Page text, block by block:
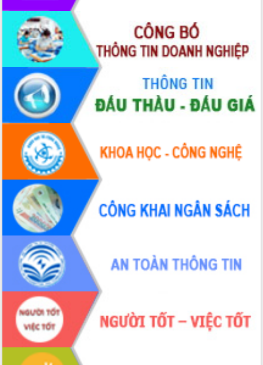
Đắk Lắk nâng cao hiệu quả công tác
Đảng từ Sổ tay đảng viên điện tử
Đắk Lắk đẩy mạnh nuôi biển công
nghệ, hướng tới phát triển thủy sản
bền vững
Tập huấn nâng cao năng lực triển khai
chuyển đổi số cho cán bộ, công chức
cấp xã
Đắk Lắk phát động hưởng ứng Ngày
Quyền của người tiêu dùng Việt Nam
2026
Đẩy mạnh cải cách hành chính, quyết
tâm đạt được mục tiêu tăng trưởng
hai con số trong năm 2026
Tổ chức trang trọng Lễ hội Đền thờ
Lương Văn Chánh năm 2026
Phó Bí thư Tỉnh ủy Đắk Lắk Đỗ Hữu
Huy giữ chức Bí thư Đảng ủy Ủy Ban
Nhân dân tỉnh
Bệnh án điện tử thúc đẩy chuyển đổi
số y tế tại Đắk Lắk
Chuyển đổi số thư viện: Mở rộng
không gian tri thức trong thời đại số
Đánh giá, rút kinh nghiệm công tác tổ
chức diễn tập trước ngày bầu cử
Chương trình “Gặp gỡ hữu nghị –
Friendship Meeting New Year 2026”